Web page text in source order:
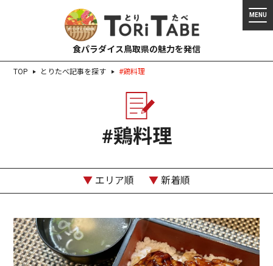
食パラダイス鳥取県の魅力を発信
TOP とりたべ記事を探す #鶏料理
#鶏料理
▼ エリア順 ▼ 新着順